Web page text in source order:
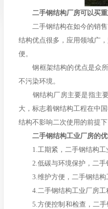
二手钢结构厂房可以买
二手钢结构在如今的销售
结构优点很多，应用领域广
便。
钢框架结构的优点是众所
不污染环境。
钢结构厂房主要是指主要
大，标志着钢结构工程在中
结构不影响二次使用的前提
二手钢结构工业厂房的优
1.工期紧，二手钢结构工
2.低碳与环境保护，二手
3.维护方便，二手钢结构
4.二手钢结构工业厂房工
5.方便控制和检查，二手